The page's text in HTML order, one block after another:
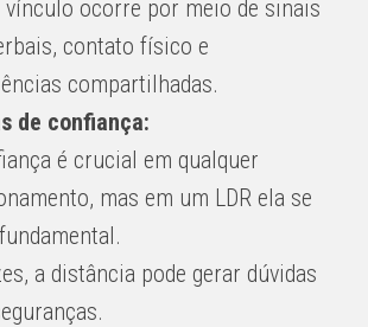
vínculo ocorre por meio de sinais
contato físico e
compartilhadas.
de confiança:
é crucial em qualquer
mas em um LDR ela se
a distância pode gerar dúvidas